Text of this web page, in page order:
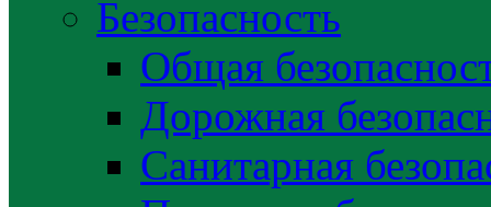
Безопасность
Общая
Дорожная
Санитарная